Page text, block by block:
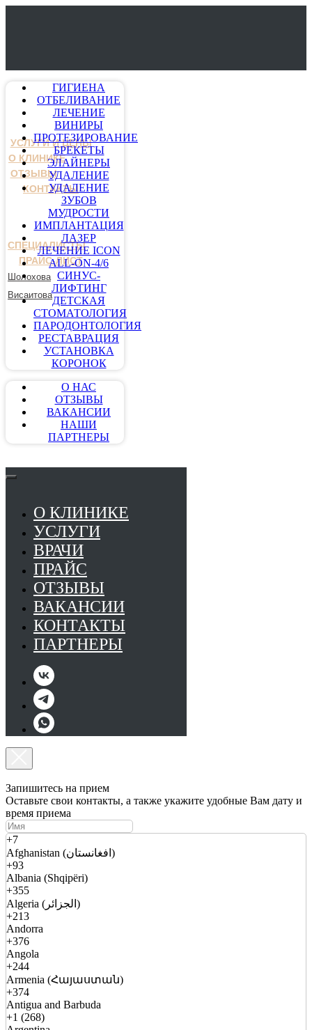
УСЛУГИ И ЦЕНЫ
О КЛИНИКЕ
ОТЗЫВЫ
КОНТАКТЫ
СПЕЦИАЛИСТЫ
ПРАЙС-ЛИСТ
Шолохова
Висаитова
ГИГИЕНА
ОТБЕЛИВАНИЕ
ЛЕЧЕНИЕ
ВИНИРЫ
ПРОТЕЗИРОВАНИЕ
БРЕКЕТЫ
ЭЛАЙНЕРЫ
УДАЛЕНИЕ
УДАЛЕНИЕ
ЗУБОВ
МУДРОСТИ
ИМПЛАНТАЦИЯ
ЛАЗЕР
ЛЕЧЕНИЕ ICON
ALL-ON-4/6
СИНУС-
ЛИФТИНГ
ДЕТСКАЯ
СТОМАТОЛОГИЯ
ПАРОДОНТОЛОГИЯ
РЕСТАВРАЦИЯ
УСТАНОВКА
КОРОНОК
О НАС
ОТЗЫВЫ
ВАКАНСИИ
НАШИ
ПАРТНЕРЫ
О КЛИНИКЕ
УСЛУГИ
ВРАЧИ
ПРАЙС
ОТЗЫВЫ
ВАКАНСИИ
КОНТАКТЫ
ПАРТНЕРЫ
Запишитесь на прием
Оставьте свои контакты, а также укажите удобные Вам дату и
время приема
+7
Afghanistan (افغانستان)
+93
Albania (Shqipëri)
+355
Algeria (الجزائر)
+213
Andorra
+376
Angola
+244
Armenia (Հայաստան)
+374
Antigua and Barbuda
+1 (268)